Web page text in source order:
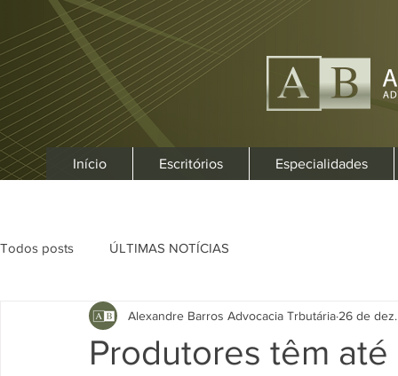
Início Escritórios Especialidades
Todos posts ÚLTIMAS NOTÍCIAS
Produtores têm
Alexandre Barros Advocacia Trbutária 26 de